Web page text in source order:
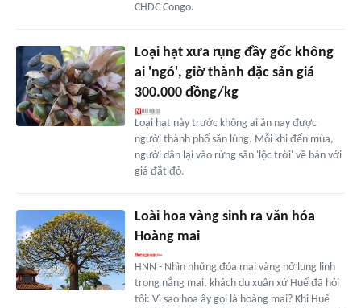
CHDC Congo.
Loại hạt xưa rụng đầy gốc không
ai 'ngó', giờ thành đặc sản giá
300.000 đồng/kg
Loại hạt này trước không ai ăn nay được
người thành phố săn lùng. Mỗi khi đến mùa,
người dân lại vào rừng săn 'lộc trời' về bán với
giá đắt đỏ.
Loài hoa vàng sinh ra văn hóa
Hoàng mai
HNN - Nhìn những đóa mai vàng nở lung linh
trong nắng mai, khách du xuân xứ Huế đã hỏi
tôi: Vì sao hoa ấy gọi là hoàng mai? Khi Huế